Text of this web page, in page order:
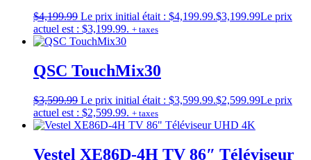
$4,199.99 Le prix initial était : $4,199.99.$3,199.99Le prix
actuel est : $3,199.99. + taxes
QSC TouchMix30
$3,599.99 Le prix initial était : $3,599.99.$2,599.99Le prix
actuel est : $2,599.99. + taxes
Vestel XE86D-4H TV 86″ Téléviseur